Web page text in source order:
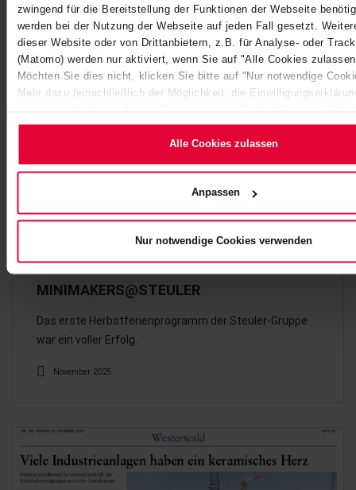
zwingend für die Bereitstellung der Funktionen der Webseite
werden bei der Nutzung der Webseite auf jeden Fall gesetzt.
dieser Website oder von Drittanbietern, z.B. für Analyse- oder
(Matomo) werden nur aktiviert, wenn Sie auf "Alle Cookies
Möchten Sie dies nicht, klicken Sie bitte auf "Nur notwendige
Mehr dazu (einschließlich der Möglichkeit, die
Website) bzw. derDatenschutzerklärung.
Alle Cookies zulassen
Anpassen
Nur notwendige Cookies verwenden
MINIMAKERS@STEULER
Das erste Herbstferienprogramm der Steuler-Gruppe
war ein voller Erfolg.
November 2025